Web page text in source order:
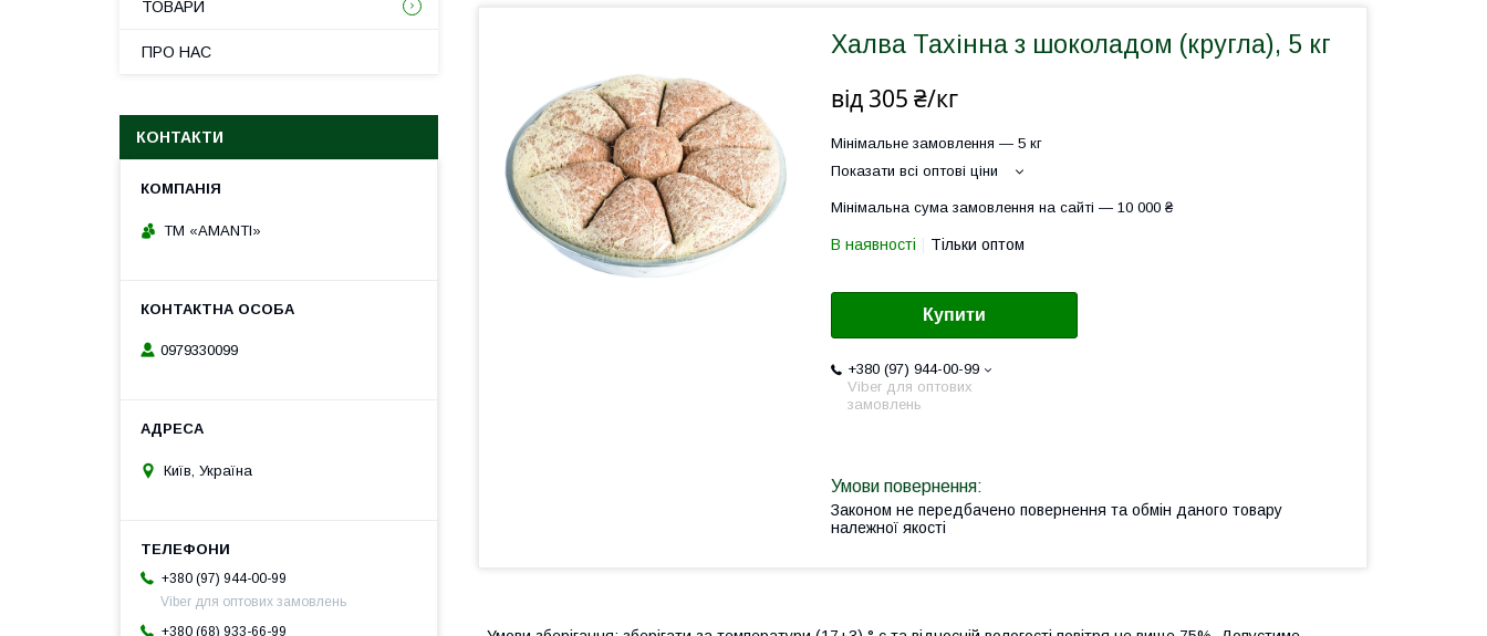
Халва Тахінна з шоколадом (кругла), 5 кг
від 305 ₴/кг
Мінімальне замовлення — 5 кг
Показати всі оптові ціни
Мінімальна сума замовлення на сайті — 10 000 ₴
В наявності Тільки оптом
Купити
+380 (97) 944-00-99
Viber для оптових
замовлень
Законом не передбачено повернення та обмін даного товару
належної якості
ТОВАРИ
ПРО НАС
КОНТАКТИ
TM «AMANTI»
0979330099
Київ, Україна
+380 (97) 944-00-99
Viber для оптових замовлень
+380 (68) 933-66-99